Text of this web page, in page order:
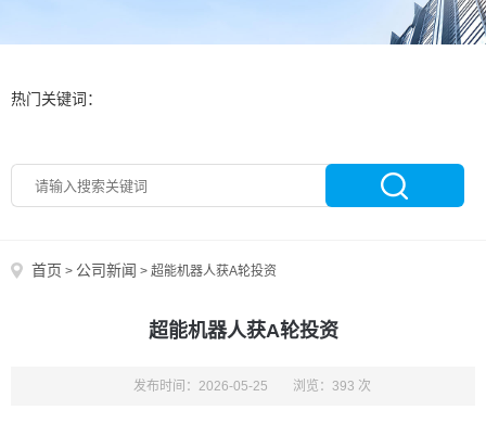
热门关键词：
首页 > 公司新闻 > 超能机器人获A轮投资
超能机器人获A轮投资
发布时间：2026-05-25 浏览：393 次